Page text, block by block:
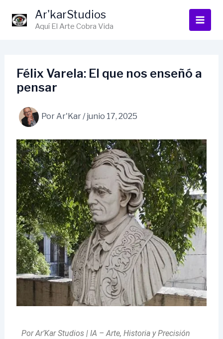
contenido
Ar'karStudios
Aquí El Arte Cobra Vida
Félix Varela: El que nos enseñó a
pensar
PorAr'Kar/junio 17, 2025
Por Ar’Kar Studios | IA – Arte, Historia y Precisión